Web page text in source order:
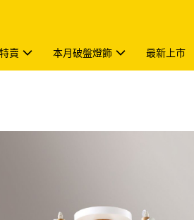
賣 本月破盤燈飾 最新上市